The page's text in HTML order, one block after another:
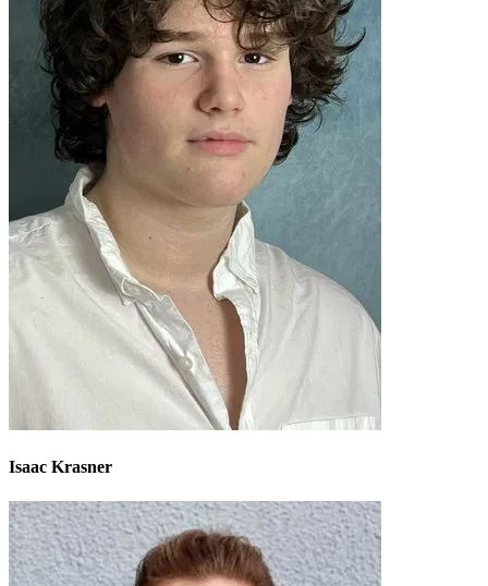
Isaac Krasner